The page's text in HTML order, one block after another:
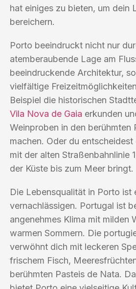
hat einiges zu bieten, um dein
bereichern.
Porto beeindruckt nicht nur
atemberaubende Lage am
beeindruckende Architektur,
vielfältige
Beispiel die historischen
Vila Nova de Gaia erkunden
Weinproben in den berühmten
machen. Oder du
mit der alten Straßenbahnlinie
der Küste bis zum Meer bringt.
Die Lebensqualität in Porto ist
vernachlässigen. Portugal ist
angenehmes Klima mit milden
warmen Sommern. Die
verwöhnt dich mit leckeren
frischem Fisch,
berühmten Pasteis de Nata.